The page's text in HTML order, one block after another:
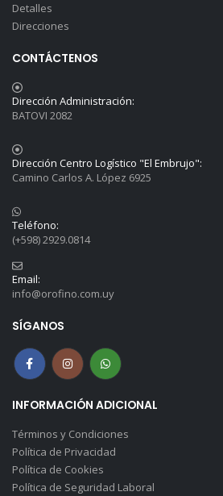
Detalles
Direcciones
CONTÁCTENOS
Dirección Administración:
BATOVI 2082
Dirección Centro Logístico "El Embrujo":
Camino Carlos A. López 6925
Teléfono:
(+598) 2929.0814
Email:
info@orofino.com.uy
SÍGANOS
INFORMACIÓN ADICIONAL
Términos y Condiciones
Política de Privacidad
Política de Cookies
Política de Seguridad Laboral